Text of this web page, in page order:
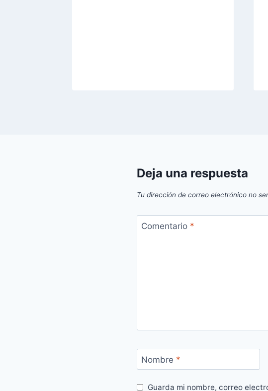
Deja una respuesta
Tu dirección de correo electrónico no
Comentario *
Nombre *
Guarda mi nombre, correo